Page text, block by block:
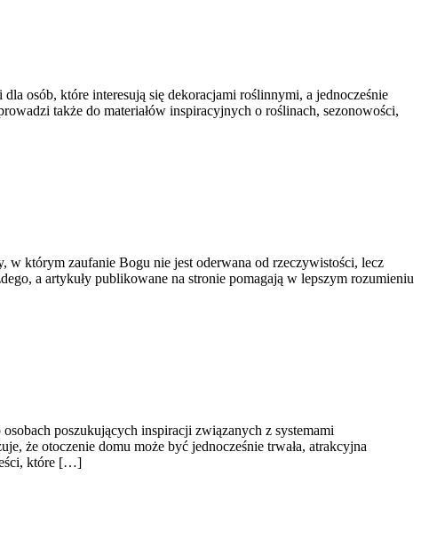
osób, które interesują się dekoracjami roślinnymi, a jednocześnie
także do materiałów inspiracyjnych o roślinach, sezonowości,
którym zaufanie Bogu nie jest oderwana od rzeczywistości, lecz
a artykuły publikowane na stronie pomagają w lepszym rozumieniu
poszukujących inspiracji związanych z systemami
że otoczenie domu może być jednocześnie trwała, atrakcyjna
które […]